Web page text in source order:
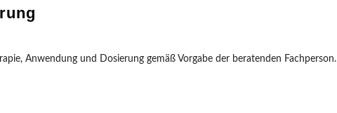
Anwendung und Dosierung gemäß Vorgabe der beratenden Fachperson.